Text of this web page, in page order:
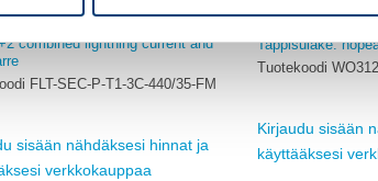
combined lightning current and
FLT-SEC-P-T1-3C-440/35-FM
sisään nähdäksesi hinnat ja
verkkokauppaa
Tappisulake.
Tuotekoodi
Kirjaudu sisään
käyttääksesi